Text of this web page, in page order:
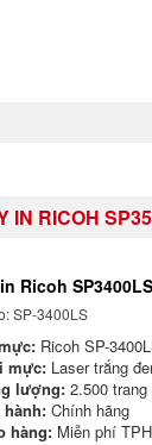
IN RICOH
Ricoh
SP-3400LS
Ricoh SP-
mực: Laser trắng
lượng: 2.500
hành: Chính hãng
hàng: Miễn phí